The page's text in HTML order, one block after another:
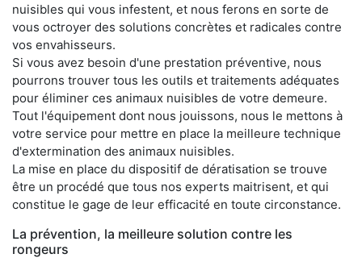
nuisibles qui vous infestent, et nous ferons en sorte de
vous octroyer des solutions concrètes et radicales contre
vos envahisseurs.
Si vous avez besoin d'une prestation préventive, nous
pourrons trouver tous les outils et traitements adéquates
pour éliminer ces animaux nuisibles de votre demeure.
Tout l'équipement dont nous jouissons, nous le mettons à
votre service pour mettre en place la meilleure technique
d'extermination des animaux nuisibles.
La mise en place du dispositif de dératisation se trouve
être un procédé que tous nos experts maitrisent, et qui
constitue le gage de leur efficacité en toute circonstance.
La prévention, la meilleure solution contre les
rongeurs